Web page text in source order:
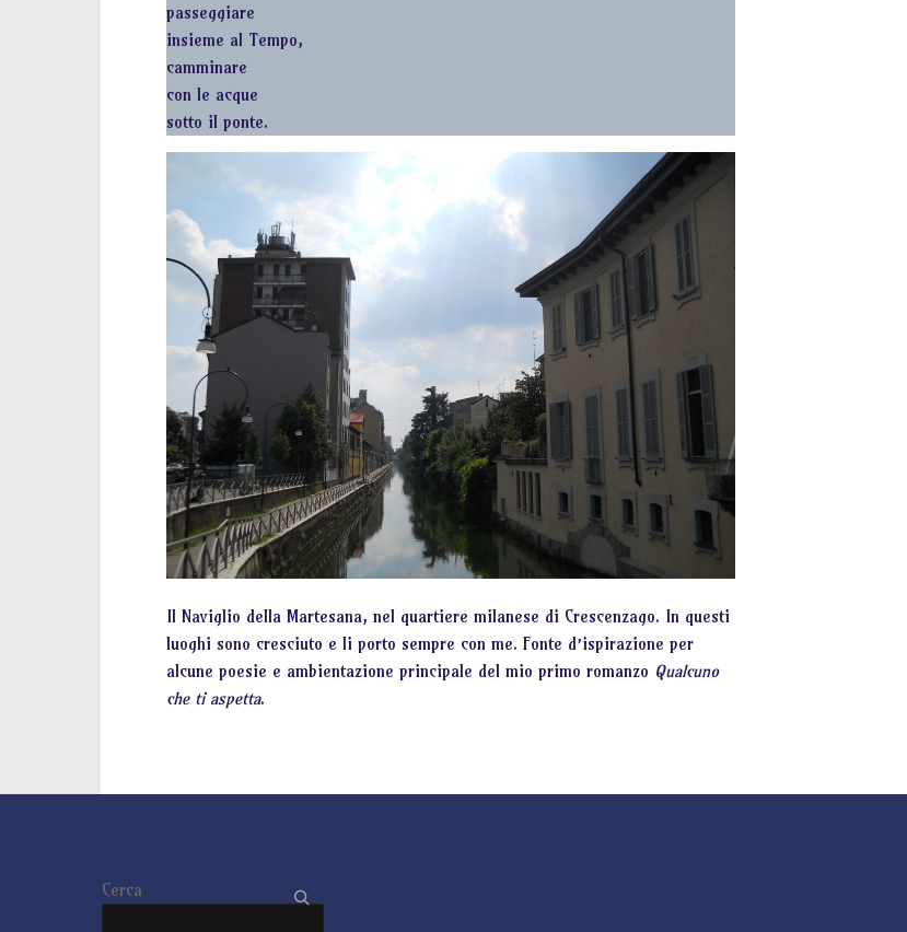
passeggiare
insieme al Tempo,
camminare
con le acque
sotto il ponte.
Il Naviglio della Martesana, nel quartiere milanese di Crescenzago. In questi
luoghi sono cresciuto e li porto sempre con me. Fonte d’ispirazione per
alcune poesie e ambientazione principale del mio primo romanzo Qualcuno
che ti aspetta.
Cerca